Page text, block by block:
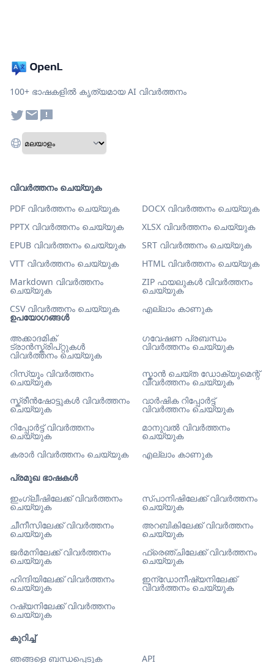
100+ ഭാഷകളിൽ കൃത്യമായ AI വിവർത്തനം
ഉപയോഗങ്ങൾ
അക്കാദമിക്
ട്രാൻസ്ക്രിപ്റ്റുകൾ
വിവർത്തനം ചെയ്യുക
ഗവേഷണ പ്രബന്ധം
വിവർത്തനം ചെയ്യുക
റിസ്യൂം വിവർത്തനം
ചെയ്യുക
സ്കാൻ ചെയ്ത ഡോക്യുമെന്റ്
വിവർത്തനം ചെയ്യുക
സ്ക്രീൻഷോട്ടുകൾ വിവർത്തനം
ചെയ്യുക
വാർഷിക റിപ്പോർട്ട്
വിവർത്തനം ചെയ്യുക
റിപ്പോർട്ട് വിവർത്തനം
ചെയ്യുക
മാനുവൽ വിവർത്തനം
ചെയ്യുക
കരാർ വിവർത്തനം ചെയ്യുക
എല്ലാം കാണുക
പ്രമുഖ ഭാഷകൾ
ഇംഗ്ലീഷിലേക്ക് വിവർത്തനം
ചെയ്യുക
സ്പാനിഷിലേക്ക് വിവർത്തനം
ചെയ്യുക
ചീനീസിലേക്ക് വിവർത്തനം
ചെയ്യുക
അറബികിലേക്ക് വിവർത്തനം
ചെയ്യുക
ജർമനിലേക്ക് വിവർത്തനം
ചെയ്യുക
ഫ്രെഞ്ചിലേക്ക് വിവർത്തനം
ചെയ്യുക
ഹിന്ദിയിലേക്ക് വിവർത്തനം
ചെയ്യുക
ഇന്ഡോനീഷ്യനിലേക്ക്
വിവർത്തനം ചെയ്യുക
റഷ്യനിലേക്ക് വിവർത്തനം
ചെയ്യുക
വിവർത്തനം ചെയ്യുക
PDF വിവർത്തനം ചെയ്യുക
DOCX വിവർത്തനം ചെയ്യുക
PPTX വിവർത്തനം ചെയ്യുക
XLSX വിവർത്തനം ചെയ്യുക
EPUB വിവർത്തനം ചെയ്യുക
SRT വിവർത്തനം ചെയ്യുക
VTT വിവർത്തനം ചെയ്യുക
HTML വിവർത്തനം ചെയ്യുക
Markdown വിവർത്തനം
ചെയ്യുക
ZIP ഫയലുകൾ വിവർത്തനം
ചെയ്യുക
CSV വിവർത്തനം ചെയ്യുക
എല്ലാം കാണുക
കുറിച്ച്
ഞങ്ങളെ ബന്ധപ്പെടുക
API